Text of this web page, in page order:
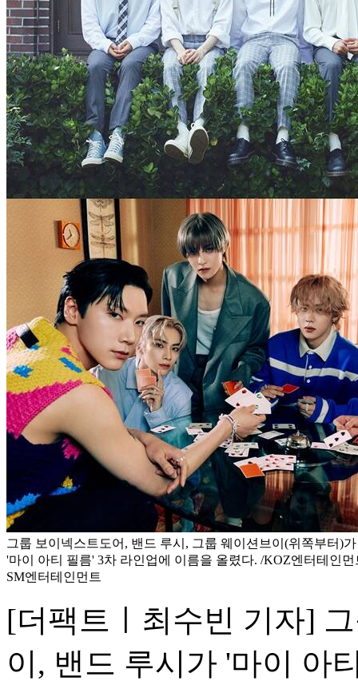
그룹 보이넥스트도어, 밴드 루시, 그룹 웨이션브이(위쪽부터)
'마이 아티 필름' 3차 라인업에 이름을 올렸다. /KOZ엔터테인
SM엔터테인먼트
[더팩트ㅣ최수빈 기자]
이, 밴드 루시가 '마이 아